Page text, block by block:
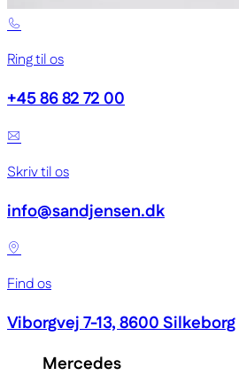
Ring til os
+45 86 82 72 00
Skriv til os
info@sandjensen.dk
Find os
Viborgvej 7-13, 8600 Silkeborg
Mercedes